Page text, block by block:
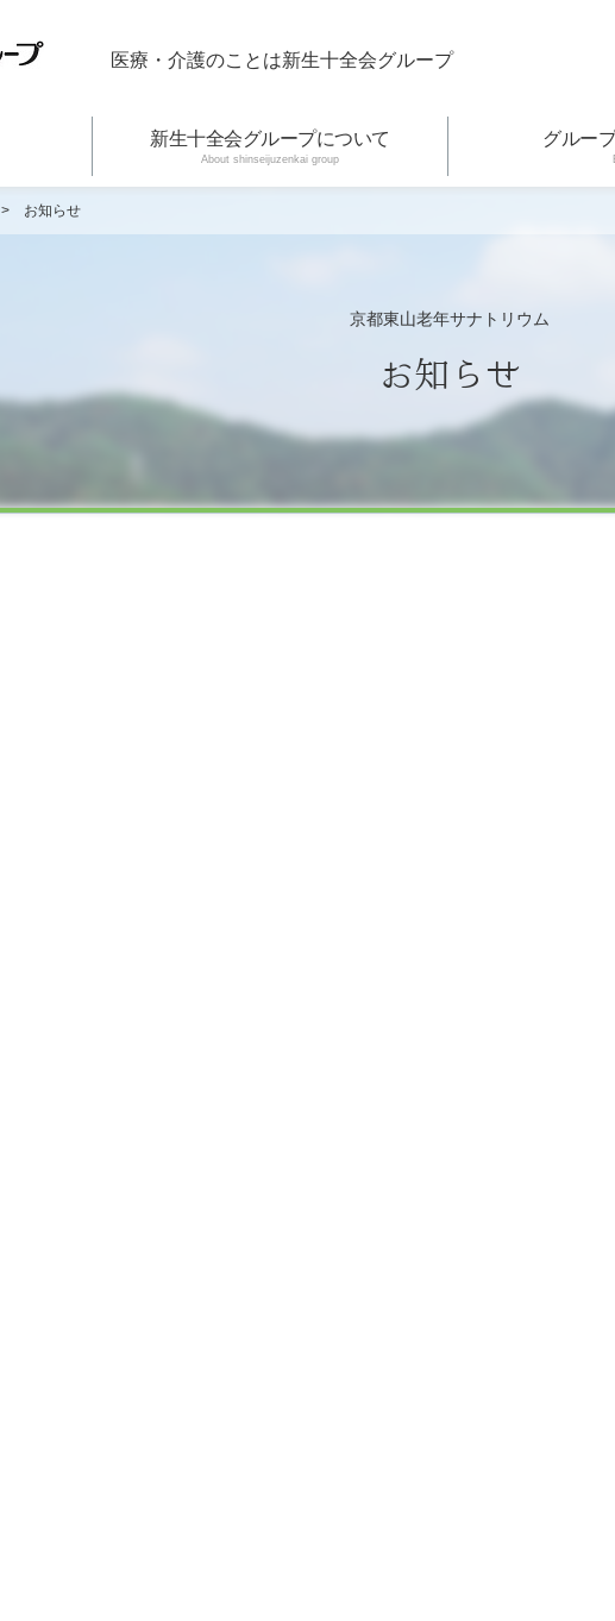
医療・介護のことは新生十全会グループ
新生十全会グループについて
About shinseijuzenkai group
グルー
> お知らせ
京都東山老年サナトリウム
お知らせ